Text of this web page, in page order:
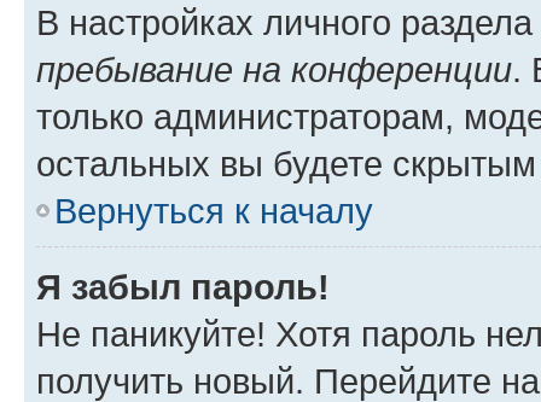
В настройках личного
пребывание на конференции.
только администраторам,
остальных вы будете
Вернуться к началу
Я забыл пароль!
Не паникуйте! Хотя пароль
получить новый. Перейдите